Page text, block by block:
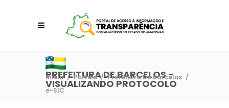
PREFEITURA DE BARCELOS -
VISUALIZANDO PROTOCOLO
Início / Portais / Prefeitura De Barcelos /
e-SIC